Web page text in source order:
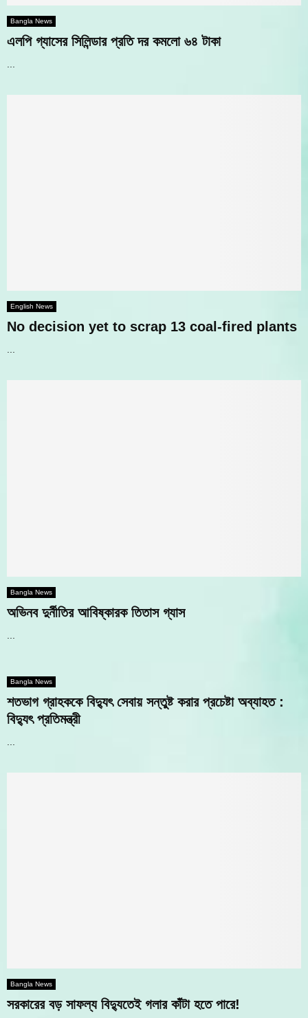
Bangla News
এলপি গ্যাসের সিলিন্ডার প্রতি দর কমলো ৬৪ টাকা
English News
No decision yet to scrap 13 coal-fired plants
...
Bangla News
অভিনব দুর্নীতির আবিষ্কারক তিতাস গ্যাস
Bangla News
শতভাগ গ্রাহককে বিদ্যুৎ সেবায় সন্তুষ্ট করার প্রচেষ্টা অব্যাহত :
বিদ্যুৎ প্রতিমন্ত্রী
Bangla News
সরকারের বড় সাফল্য বিদ্যুতেই গলার কাঁটা হতে পারে!